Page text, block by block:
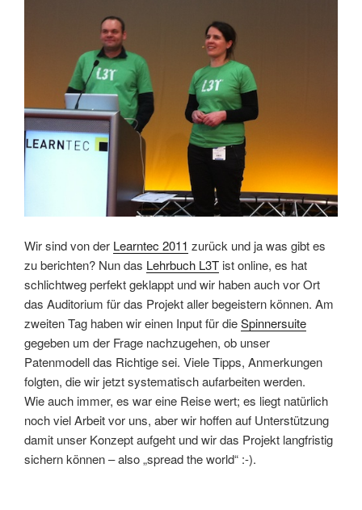
Wir sind von der Learntec 2011 zurück und ja was gibt es
zu berichten? Nun das Lehrbuch L3T ist online, es hat
schlichtweg perfekt geklappt und wir haben auch vor Ort
das Auditorium für das Projekt aller begeistern können. Am
zweiten Tag haben wir einen Input für dieSpinnersuite
gegeben um der Frage nachzugehen, ob unser
Patenmodell das Richtige sei. Viele Tipps, Anmerkungen
folgten, die wir jetzt systematisch aufarbeiten werden.
Wie auch immer, es war eine Reise wert; es liegt natürlich
noch viel Arbeit vor uns, aber wir hoffen auf Unterstützung
damit unser Konzept aufgeht und wir das Projekt langfristig
sichern können – also „spread the world“ :-).